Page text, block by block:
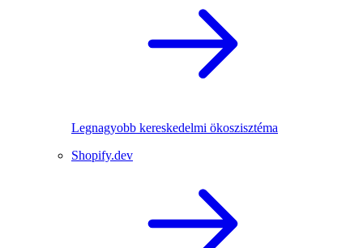
Legnagyobb kereskedelmi ökoszisztéma
Shopify.dev